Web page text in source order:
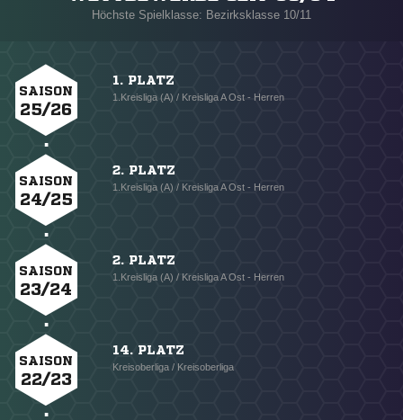
Höchste Spielklasse: Bezirksklasse 10/11
SAISON
25/26
1. PLATZ
1.Kreisliga (A) / Kreisliga A Ost - Herren
SAISON
24/25
2. PLATZ
1.Kreisliga (A) / Kreisliga A Ost - Herren
SAISON
23/24
2. PLATZ
1.Kreisliga (A) / Kreisliga A Ost - Herren
SAISON
22/23
14. PLATZ
Kreisoberliga / Kreisoberliga